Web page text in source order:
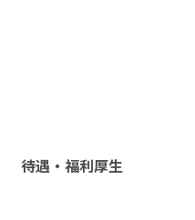
待遇・福利厚生